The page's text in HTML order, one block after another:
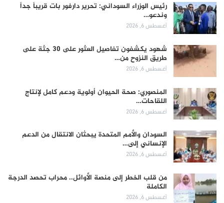
رئيس الوزراء السوداني: تحرير دارفور بات قريباً جداً
وندعو…
أغسطس 6, 2026
شهود يكشفون تفاصيل العثور على 30 جثة على
طريق النزوح من…
أغسطس 6, 2026
المنصوري: صحة الحيوان أولوية ودعم كامل لإنتاج
اللقاحات…
أغسطس 6, 2026
السودان والأمم المتحدة يبحثان الانتقال من الدعم
الإنساني إلى…
أغسطس 6, 2026
من قلب الخطر إلى منصة الأوائل.. محراب تحصد الدرجة
الكاملة
أغسطس 6, 2026